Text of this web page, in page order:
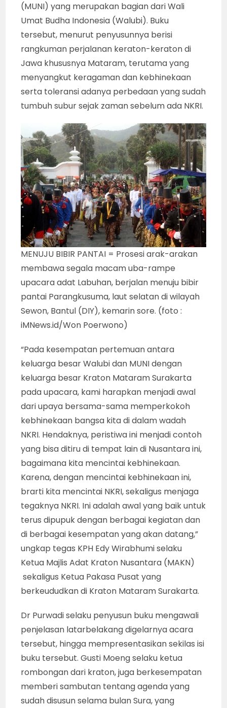
(MUNI) yang merupakan bagian dari Wali
Umat Budha Indonesia (Walubi). Buku
tersebut, menurut penyusunnya berisi
rangkuman perjalanan keraton-keraton di
Jawa khususnya Mataram, terutama yang
menyangkut keragaman dan kebhinekaan
serta toleransi adanya perbedaan yang sudah
tumbuh subur sejak zaman sebelum ada NKRI.
MENUJU BIBIR PANTAI = Prosesi arak-arakan
membawa segala macam uba-rampe
upacara adat Labuhan, berjalan menuju bibir
pantai Parangkusuma, laut selatan di wilayah
Sewon, Bantul (DIY), kemarin sore. (foto :
iMNews.id/Won Poerwono)
“Pada kesempatan pertemuan antara
keluarga besar Walubi dan MUNI dengan
keluarga besar Kraton Mataram Surakarta
pada upacara, kami harapkan menjadi awal
dari upaya bersama-sama memperkokoh
kebhinekaan bangsa kita di dalam wadah
NKRI. Hendaknya, peristiwa ini menjadi contoh
yang bisa ditiru di tempat lain di Nusantara ini,
bagaimana kita mencintai kebhinekaan.
Karena, dengan mencintai kebhinekaan ini,
brarti kita mencintai NKRI, sekaligus menjaga
tegaknya NKRI. Ini adalah awal yang baik untuk
terus dipupuk dengan berbagai kegiatan dan
di berbagai kesempatan yang akan datang,”
ungkap tegas KPH Edy Wirabhumi selaku
Ketua Majlis Adat Kraton Nusantara (MAKN)
sekaligus Ketua Pakasa Pusat yang
berkeududkan di Kraton Mataram Surakarta.
Dr Purwadi selaku penyusun buku mengawali
penjelasan latarbelakang digelarnya acara
tersebut, hingga mempresentasikan sekilas isi
buku tersebut. Gusti Moeng selaku ketua
rombongan dari kraton, juga berkesempatan
memberi sambutan tentang agenda yang
sudah disusun selama bulan Sura, yang